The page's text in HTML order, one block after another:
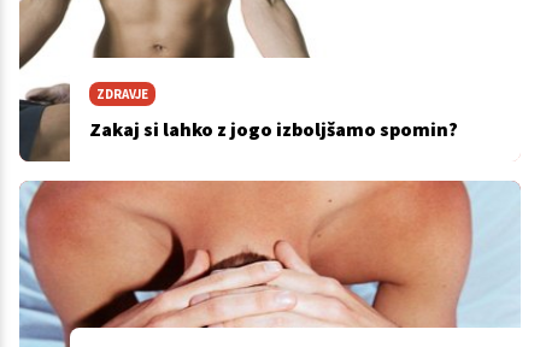
ZDRAVJE
Zakaj si lahko z jogo izboljšamo spomin?